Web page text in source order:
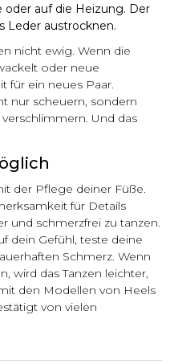
oder auf die Heizung. Der
Leder austrocknen.
nicht ewig. Wenn die
oder neue
für ein neues Paar.
nur scheuern, sondern
Und das
der Pflege deiner Füße.
für Details
und schmerzfrei zu tanzen.
dein Gefühl, teste deine
Schmerz. Wenn
wird das Tanzen leichter,
den Modellen von Heels
von vielen